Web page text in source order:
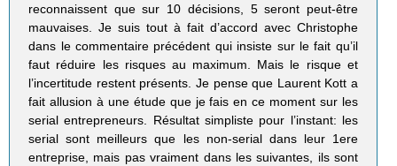
reconnaissent que sur 10 décisions, 5 seront peut-être
mauvaises. Je suis tout à fait d’accord avec Christophe
dans le commentaire précédent qui insiste sur le fait qu’il
faut réduire les risques au maximum. Mais le risque et
l’incertitude restent présents. Je pense que Laurent Kott a
fait allusion à une étude que je fais en ce moment sur les
serial entrepreneurs. Résultat simpliste pour l’instant: les
serial sont meilleurs que les non-serial dans leur 1ere
entreprise, mais pas vraiment dans les suivantes, ils sont